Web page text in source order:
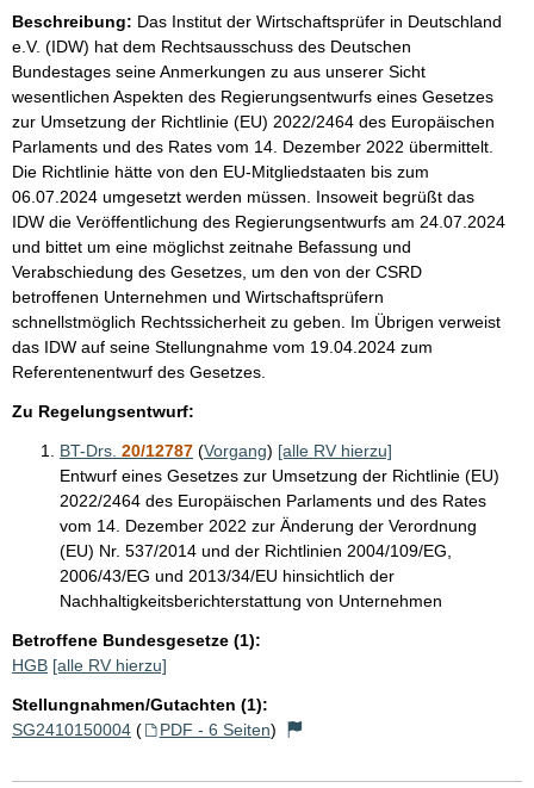
Beschreibung: Das Institut der Wirtschaftsprüfer in Deutschland
e.V. (IDW) hat dem Rechtsausschuss des Deutschen
Bundestages seine Anmerkungen zu aus unserer Sicht
wesentlichen Aspekten des Regierungsentwurfs eines Gesetzes
zur Umsetzung der Richtlinie (EU) 2022/2464 des Europäischen
Parlaments und des Rates vom 14. Dezember 2022 übermittelt.
Die Richtlinie hätte von den EU-Mitgliedstaaten bis zum
06.07.2024 umgesetzt werden müssen. Insoweit begrüßt das
IDW die Veröffentlichung des Regierungsentwurfs am 24.07.2024
und bittet um eine möglichst zeitnahe Befassung und
Verabschiedung des Gesetzes, um den von der CSRD
betroffenen Unternehmen und Wirtschaftsprüfern
schnellstmöglich Rechtssicherheit zu geben. Im Übrigen verweist
das IDW auf seine Stellungnahme vom 19.04.2024 zum
Referentenentwurf des Gesetzes.
Zu Regelungsentwurf:
BT-Drs. 20/12787 (Vorgang) [alle RV hierzu]
Entwurf eines Gesetzes zur Umsetzung der Richtlinie (EU)
2022/2464 des Europäischen Parlaments und des Rates
vom 14. Dezember 2022 zur Änderung der Verordnung
(EU) Nr. 537/2014 und der Richtlinien 2004/109/EG,
2006/43/EG und 2013/34/EU hinsichtlich der
Nachhaltigkeitsberichterstattung von Unternehmen
Betroffene Bundesgesetze (1):
HGB [alle RV hierzu]
Stellungnahmen/Gutachten (1):
SG2410150004 ( PDF - 6 Seiten)